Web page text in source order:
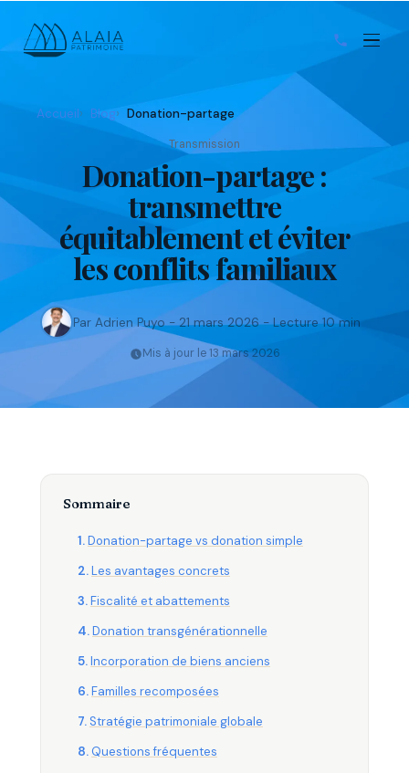
Accueil Blog Donation-partage
Transmission
Donation-partage :
transmettre
équitablement et éviter
les conflits familiaux
Par Adrien Puyo - 21 mars 2026 - Lecture 10 min
Mis à jour le 13 mars 2026
Sommaire
Donation-partage vs donation simple
Les avantages concrets
Fiscalité et abattements
Donation transgénérationnelle
Incorporation de biens anciens
Familles recomposées
Stratégie patrimoniale globale
Questions fréquentes